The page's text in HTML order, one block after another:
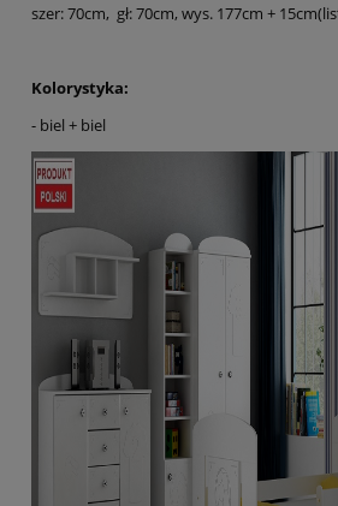
szer: 70cm, gł: 70cm, wys. 177cm +
Kolorystyka:
- biel + biel